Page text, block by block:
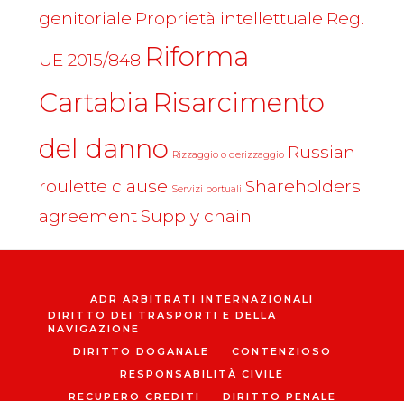
genitoriale Proprietà intellettuale Reg.
UE 2015/848 Riforma
Cartabia Risarcimento
del danno Rizzaggio o derizzaggio Russian
roulette clause Servizi portuali Shareholders
agreementSupply chain
ADR ARBITRATI INTERNAZIONALI
DIRITTO DEI TRASPORTI E DELLA
NAVIGAZIONE
DIRITTO DOGANALE
CONTENZIOSO
RESPONSABILITÀ CIVILE
RECUPERO CREDITI
DIRITTO PENALE